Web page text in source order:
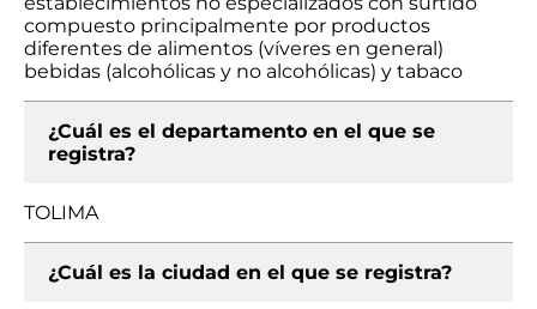
compuesto principalmente por productos
diferentes de alimentos (víveres en general)
bebidas (alcohólicas y no alcohólicas) y tabaco
¿Cuál es el departamento en el que se
registra?
TOLIMA
¿Cuál es la ciudad en el que se registra?